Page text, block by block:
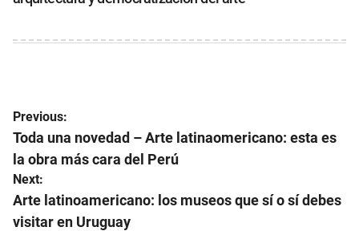
Navegación
de
entradas
Previous:
Toda una novedad – Arte latinaomericano: esta es
la obra más cara del Perú
Next:
Arte latinoamericano: los museos que sí o sí debes
visitar en Uruguay